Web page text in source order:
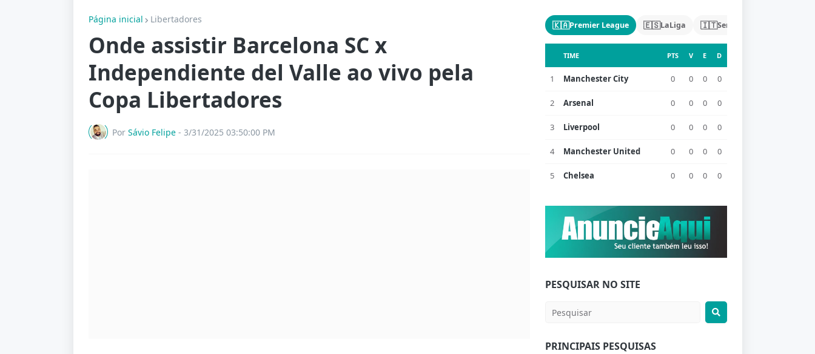
Página inicial Libertadores
Onde assistir Barcelona SC x
Independiente del Valle ao vivo pela
Copa Libertadores
Por Sávio Felipe - 3/31/2025 03:50:00 PM
🇰🇦Premier League 🇪🇸LaLiga 🇮🇹Serie A
TIME PTS V E D
1 Manchester City 0 0 0 0
2 Arsenal 0 0 0 0
3 Liverpool 0 0 0 0
4 Manchester United 0 0 0 0
5 Chelsea 0 0 0 0
PESQUISAR NO SITE
PRINCIPAIS PESQUISAS